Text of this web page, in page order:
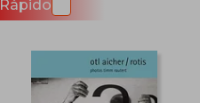
Rápido